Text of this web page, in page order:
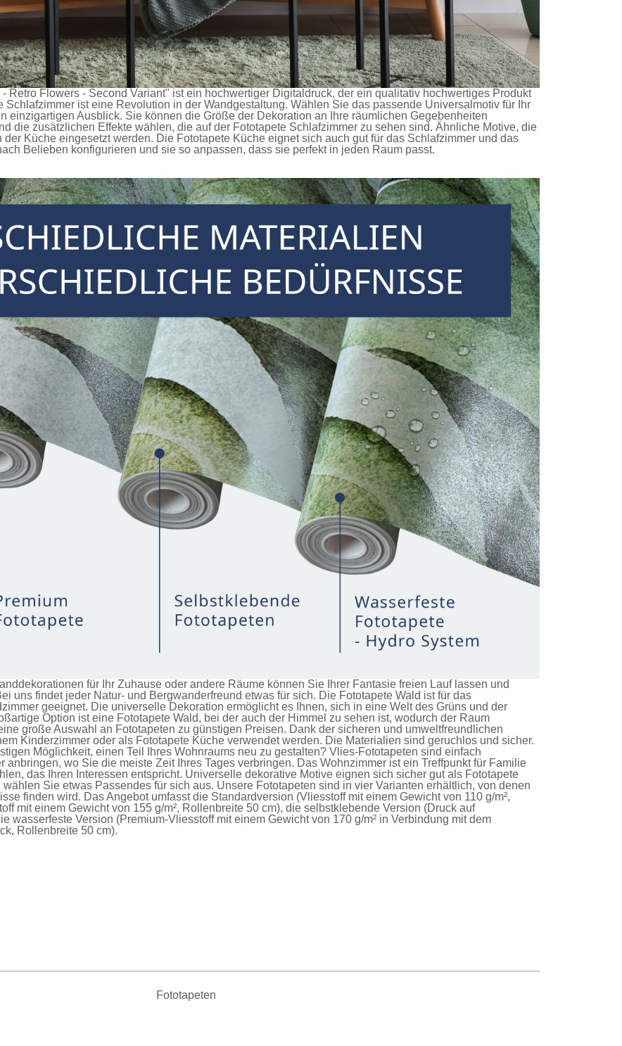
Retro Flowers - Second Variant" ist ein hochwertiger Digitaldruck, der ein qualitativ hochwertiges Produkt
Schlafzimmer ist eine Revolution in der Wandgestaltung. Wählen Sie das passende Universalmotiv für Ihr
einzigartigen Ausblick. Sie können die Größe der Dekoration an Ihre räumlichen Gegebenheiten
die zusätzlichen Effekte wählen, die auf der Fototapete Schlafzimmer zu sehen sind. Ähnliche Motive, die
Küche eingesetzt werden. Die Fototapete Küche eignet sich auch gut für das Schlafzimmer und das
Belieben konfigurieren und sie so anpassen, dass sie perfekt in jeden Raum passt.
für Ihr Zuhause oder andere Räume können Sie Ihrer Fantasie freien Lauf lassen und
uns findet jeder Natur- und Bergwanderfreund etwas für sich. Die Fototapete Wald ist für das
geeignet. Die universelle Dekoration ermöglicht es Ihnen, sich in eine Welt des Grüns und der
Option ist eine Fototapete Wald, bei der auch der Himmel zu sehen ist, wodurch der Raum
große Auswahl an Fototapeten zu günstigen Preisen. Dank der sicheren und umweltfreundlichen
Kinderzimmer oder als Fototapete Küche verwendet werden. Die Materialien sind geruchlos und sicher.
Möglichkeit, einen Teil Ihres Wohnraums neu zu gestalten? Vlies-Fototapeten sind einfach
wo Sie die meiste Zeit Ihres Tages verbringen. Das Wohnzimmer ist ein Treffpunkt für Familie
das Ihren Interessen entspricht. Universelle dekorative Motive eignen sich sicher gut als Fototapete
Sie etwas Passendes für sich aus. Unsere Fototapeten sind in vier Varianten erhältlich, von denen
finden wird. Das Angebot umfasst die Standardversion (Vliesstoff mit einem Gewicht von 110 g/m²,
mit einem Gewicht von 155 g/m², Rollenbreite 50 cm), die selbstklebende Version (Druck auf
wasserfeste Version (Premium-Vliesstoff mit einem Gewicht von 170 g/m² in Verbindung mit dem
Rollenbreite 50 cm).
Fototapeten